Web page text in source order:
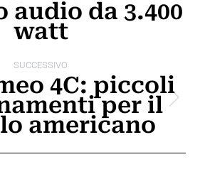
precedente:da 3.400
watt
SUCCESSIVO
Prossimo
post:
4C: piccoli
per il
americano